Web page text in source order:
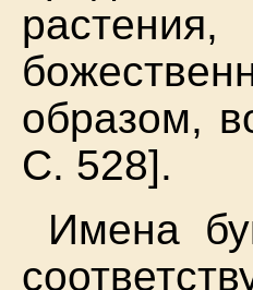
образом,
С. 528].
Имена